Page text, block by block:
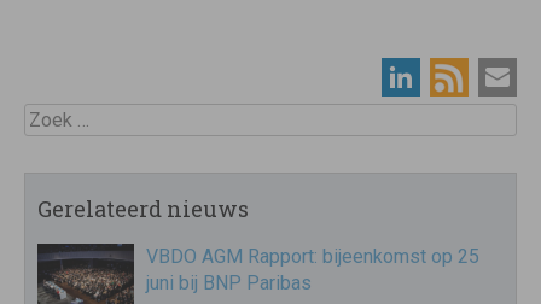
Zoek
Gerelateerd nieuws
VBDO AGM Rapport: bijeenkomst op 25
juni bij BNP Paribas